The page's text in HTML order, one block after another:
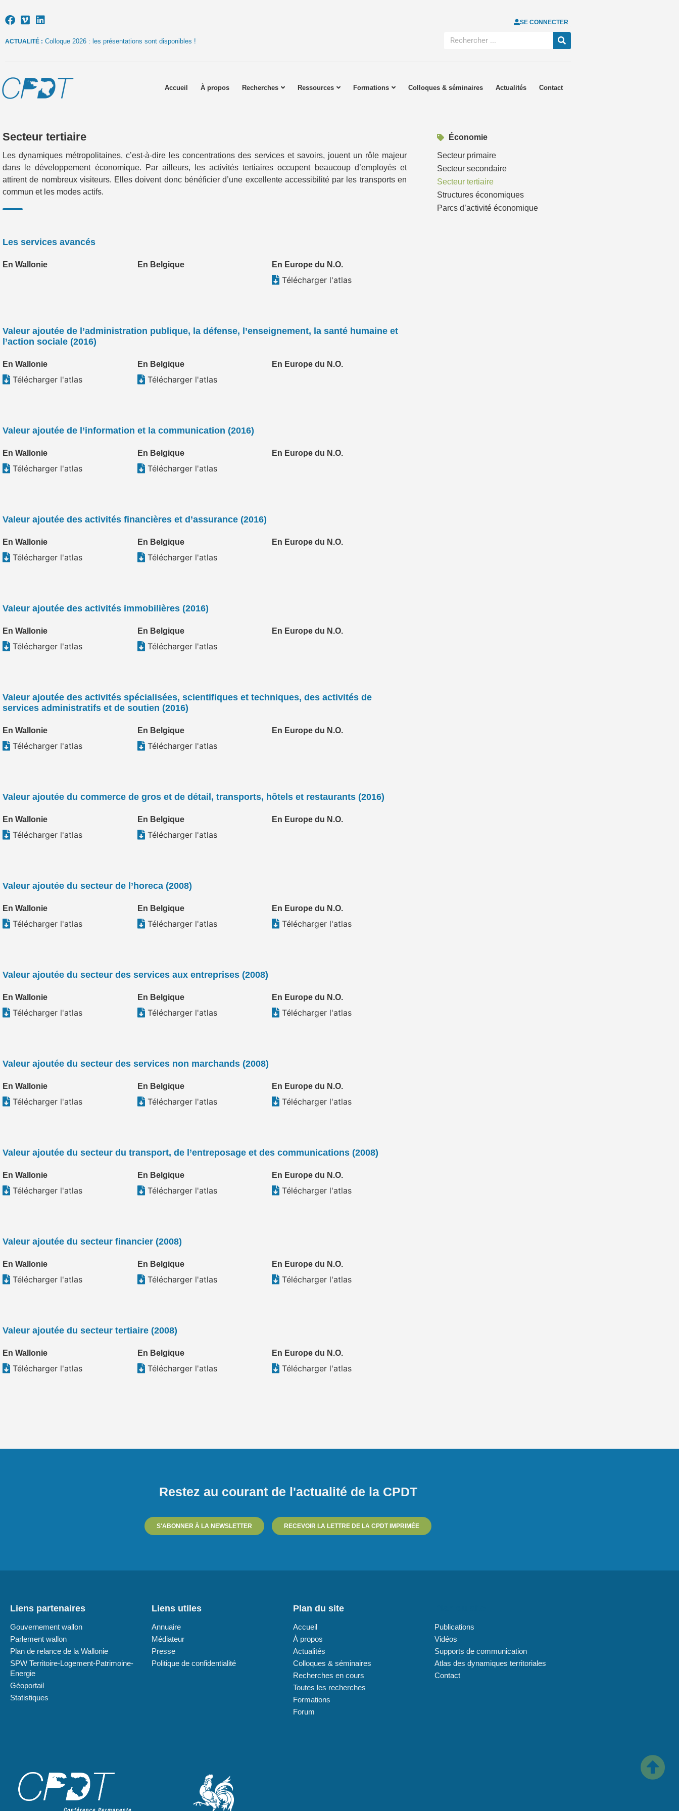
SE CONNECTER
ACTUALITÉ : Colloque 2026 : les présentations sont disponibles !
Accueil À propos Recherches Ressources Formations Colloques & séminaires Actualités Contact
Secteur tertiaire
Les dynamiques métropolitaines, c’est-à-dire les concentrations des services et savoirs, jouent un rôle majeur
dans le développement économique. Par ailleurs, les activités tertiaires occupent beaucoup d’employés et
attirent de nombreux visiteurs. Elles doivent donc bénéficier d’une excellente accessibilité par les transports en
commun et les modes actifs.
Les services avancés
En Wallonie En Belgique En Europe du N.O.
Télécharger l'atlas
Valeur ajoutée de l’administration publique, la défense, l’enseignement, la santé humaine et
l’action sociale (2016)
En Wallonie
Télécharger l'atlas
En Belgique
Télécharger l'atlas
En Europe du N.O.
Valeur ajoutée de l’information et la communication (2016)
En Wallonie
Télécharger l'atlas
En Belgique
Télécharger l'atlas
En Europe du N.O.
Valeur ajoutée des activités financières et d’assurance (2016)
En Wallonie
Télécharger l'atlas
En Belgique
Télécharger l'atlas
En Europe du N.O.
Valeur ajoutée des activités immobilières (2016)
En Wallonie
Télécharger l'atlas
En Belgique
Télécharger l'atlas
En Europe du N.O.
Valeur ajoutée des activités spécialisées, scientifiques et techniques, des activités de
services administratifs et de soutien (2016)
En Wallonie
Télécharger l'atlas
En Belgique
Télécharger l'atlas
En Europe du N.O.
Valeur ajoutée du commerce de gros et de détail, transports, hôtels et restaurants (2016)
En Wallonie
Télécharger l'atlas
En Belgique
Télécharger l'atlas
En Europe du N.O.
Valeur ajoutée du secteur de l’horeca (2008)
En Wallonie
Télécharger l'atlas
En Belgique
Télécharger l'atlas
En Europe du N.O.
Télécharger l'atlas
Valeur ajoutée du secteur des services aux entreprises (2008)
En Wallonie
Télécharger l'atlas
En Belgique
Télécharger l'atlas
En Europe du N.O.
Télécharger l'atlas
Valeur ajoutée du secteur des services non marchands (2008)
En Wallonie
Télécharger l'atlas
En Belgique
Télécharger l'atlas
En Europe du N.O.
Télécharger l'atlas
Valeur ajoutée du secteur du transport, de l’entreposage et des communications (2008)
En Wallonie
Télécharger l'atlas
En Belgique
Télécharger l'atlas
En Europe du N.O.
Télécharger l'atlas
Valeur ajoutée du secteur financier (2008)
En Wallonie
Télécharger l'atlas
En Belgique
Télécharger l'atlas
En Europe du N.O.
Télécharger l'atlas
Valeur ajoutée du secteur tertiaire (2008)
En Wallonie
Télécharger l'atlas
En Belgique
Télécharger l'atlas
En Europe du N.O.
Télécharger l'atlas
Économie
Secteur primaire
Secteur secondaire
Secteur tertiaire
Structures économiques
Parcs d’activité économique
Restez au courant de l'actualité de la CPDT
S'ABONNER À LA NEWSLETTER RECEVOIR LA LETTRE DE LA CPDT IMPRIMÉE
Liens partenaires
Gouvernement wallon
Parlement wallon
Plan de relance de la Wallonie
SPW Territoire-Logement-Patrimoine-
Energie
Géoportail
Statistiques
Liens utiles
Annuaire
Médiateur
Presse
Politique de confidentialité
Plan du site
Accueil
À propos
Actualités
Colloques & séminaires
Recherches en cours
Toutes les recherches
Formations
Forum
Publications
Vidéos
Supports de communication
Atlas des dynamiques territoriales
Contact